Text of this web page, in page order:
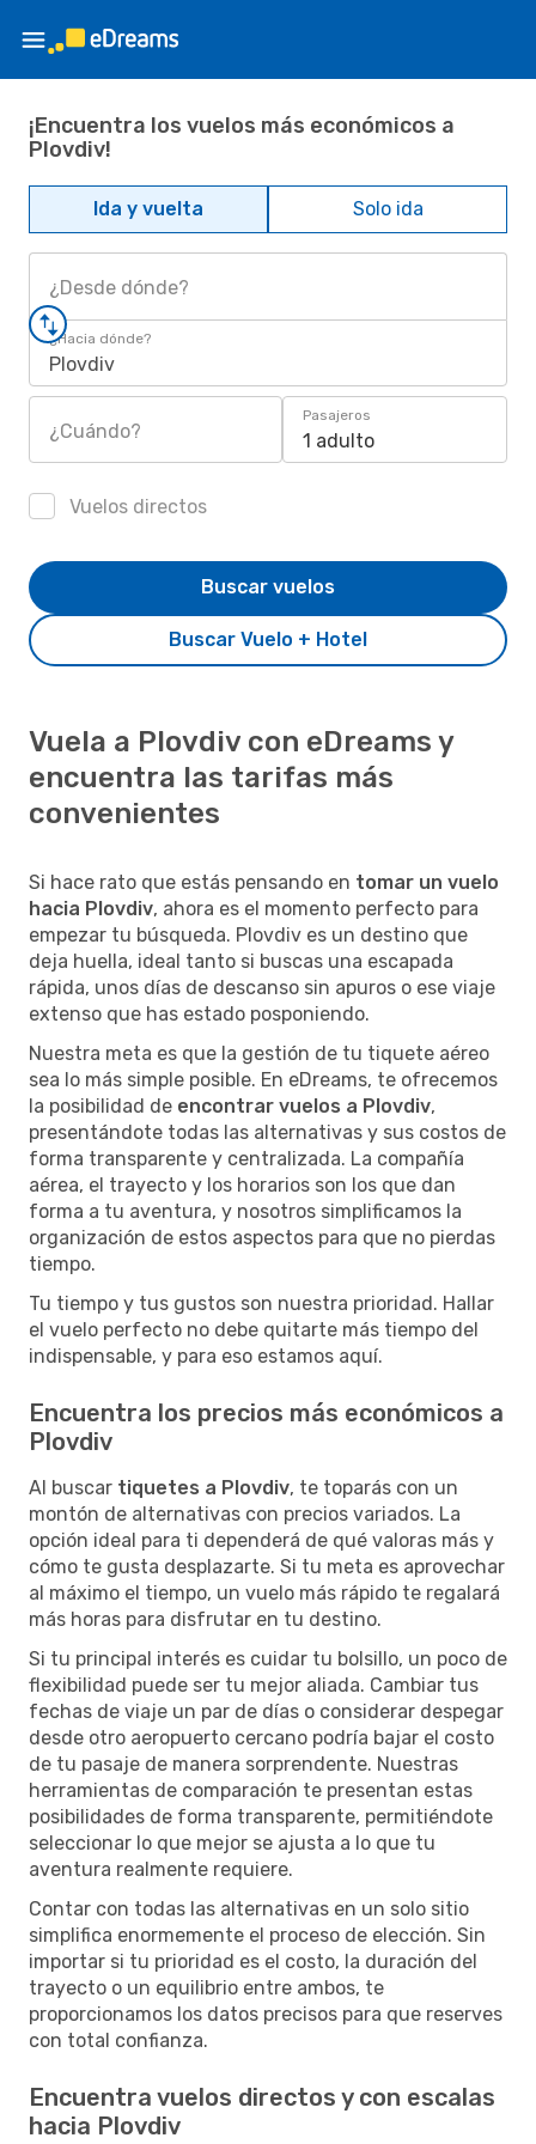
¡Encuentra los vuelos más económicos a
Plovdiv!
Ida y vuelta Solo ida
¿Desde dónde?
¿Hacia dónde?
Plovdiv
¿Cuándo?
Pasajeros
1 adulto
Vuelos directos
Buscar Vuelo + Hotel
Buscar vuelos
Vuela a Plovdiv con eDreams y
encuentra las tarifas más
convenientes
Si hace rato que estás pensando en tomar un vuelo
hacia Plovdiv, ahora es el momento perfecto para
empezar tu búsqueda. Plovdiv es un destino que
deja huella, ideal tanto si buscas una escapada
rápida, unos días de descanso sin apuros o ese viaje
extenso que has estado posponiendo.
Nuestra meta es que la gestión de tu tiquete aéreo
sea lo más simple posible. En eDreams, te ofrecemos
la posibilidad de encontrar vuelos a Plovdiv,
presentándote todas las alternativas y sus costos de
forma transparente y centralizada. La compañía
aérea, el trayecto y los horarios son los que dan
forma a tu aventura, y nosotros simplificamos la
organización de estos aspectos para que no pierdas
tiempo.
Tu tiempo y tus gustos son nuestra prioridad. Hallar
el vuelo perfecto no debe quitarte más tiempo del
indispensable, y para eso estamos aquí.
Encuentra los precios más económicos a
Plovdiv
Al buscar tiquetes a Plovdiv, te toparás con un
montón de alternativas con precios variados. La
opción ideal para ti dependerá de qué valoras más y
cómo te gusta desplazarte. Si tu meta es aprovechar
al máximo el tiempo, un vuelo más rápido te regalará
más horas para disfrutar en tu destino.
Si tu principal interés es cuidar tu bolsillo, un poco de
flexibilidad puede ser tu mejor aliada. Cambiar tus
fechas de viaje un par de días o considerar despegar
desde otro aeropuerto cercano podría bajar el costo
de tu pasaje de manera sorprendente. Nuestras
herramientas de comparación te presentan estas
posibilidades de forma transparente, permitiéndote
seleccionar lo que mejor se ajusta a lo que tu
aventura realmente requiere.
Contar con todas las alternativas en un solo sitio
simplifica enormemente el proceso de elección. Sin
importar si tu prioridad es el costo, la duración del
trayecto o un equilibrio entre ambos, te
proporcionamos los datos precisos para que reserves
con total confianza.
Encuentra vuelos directos y con escalas
hacia Plovdiv